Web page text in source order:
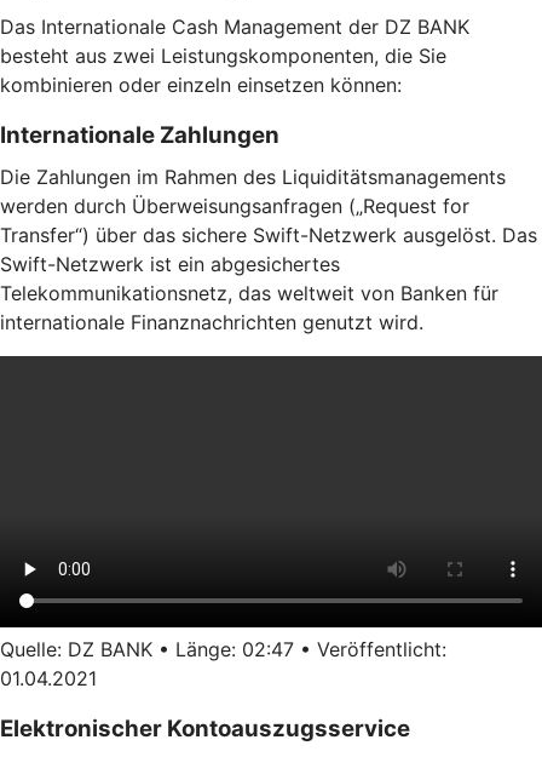
Das Internationale Cash Management der DZ BANK
besteht aus zwei Leistungskomponenten, die Sie
kombinieren oder einzeln einsetzen können:
Internationale Zahlungen
Die Zahlungen im Rahmen des Liquiditätsmanagements
werden durch Überweisungsanfragen („Request for
Transfer“) über das sichere Swift-Netzwerk ausgelöst. Das
Swift-Netzwerk ist ein abgesichertes
Telekommunikationsnetz, das weltweit von Banken für
internationale Finanznachrichten genutzt wird.
Quelle: DZ BANK • Länge: 02:47 • Veröffentlicht:
01.04.2021
Elektronischer Kontoauszugsservice